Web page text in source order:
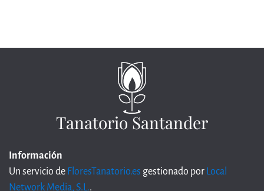
Tanatorio Santander
Información
Un servicio de FloresTanatorio.es gestionado por Local
Network Media, S.L..